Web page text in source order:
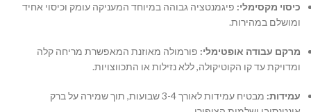
כיסוי מקסימלי: פיגמנטציה גבוהה במיוחד המעניקה עומק וכיסוי אחיד
ומושלם במהירות.
מרקם עבודה אופטימלי: פורמולה מאוזנת המאפשרת מריחה קלה
ומדויקת עד קו הקוטיקולה, ללא נזילות או התכווצויות.
עמידות:
מבטיח עמידות לאורך 3-4 שבועות, תוך שמירה על ברק